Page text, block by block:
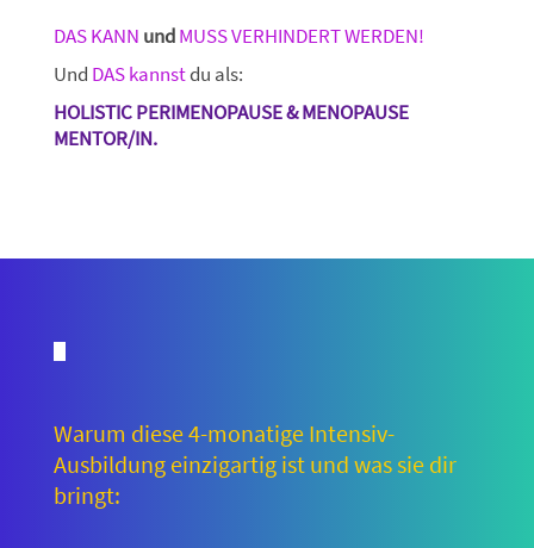
DAS KANN undMUSS VERHINDERT WERDEN!
Und DAS kannstdu als:
HOLISTIC PERIMENOPAUSE & MENOPAUSE
MENTOR/IN.
Warum diese 4-monatige Intensiv-
Ausbildung einzigartig ist und was sie dir
bringt: